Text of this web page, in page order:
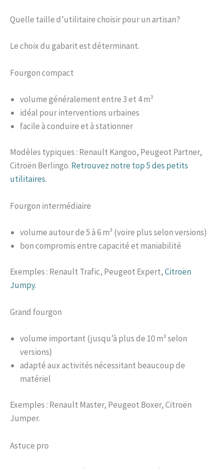
Quelle taille d’utilitaire choisir pour un artisan?
Le choix du gabarit est déterminant.
Fourgon compact
volume généralement entre 3 et 4 m³
idéal pour interventions urbaines
facile à conduire et à stationner
Modèles typiques : Renault Kangoo, Peugeot Partner,
Citroën Berlingo. Retrouvez notre top 5 des petits
utilitaires.
Fourgon intermédiaire
volume autour de 5 à 6 m³ (voire plus selon versions)
bon compromis entre capacité et maniabilité
Exemples : Renault Trafic, Peugeot Expert,Citroën
Jumpy.
Grand fourgon
volume important (jusqu’à plus de 10 m³ selon
versions)
adapté aux activités nécessitant beaucoup de
matériel
Exemples : Renault Master, Peugeot Boxer, Citroën
Jumper.
Astuce pro